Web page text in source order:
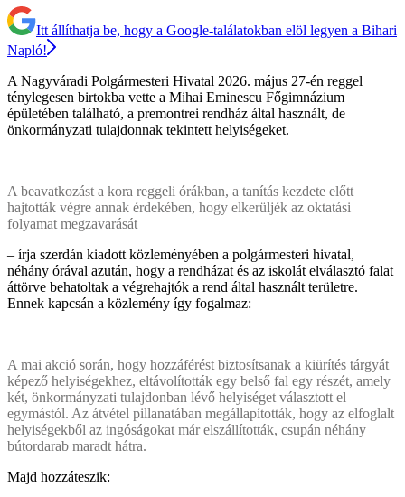
Itt állíthatja be, hogy a Google-találatokban elöl legyen a Bihari
Napló!
A Nagyváradi Polgármesteri Hivatal 2026. május 27-én reggel
ténylegesen birtokba vette a Mihai Eminescu Főgimnázium
épületében található, a premontrei rendház által használt, de
önkormányzati tulajdonnak tekintett helyiségeket.
A beavatkozást a kora reggeli órákban, a tanítás kezdete előtt
hajtották végre annak érdekében, hogy elkerüljék az oktatási
folyamat megzavarását
– írja szerdán kiadott közleményében a polgármesteri hivatal,
néhány órával azután, hogy a rendházat és az iskolát elválasztó falat
áttörve behatoltak a végrehajtók a rend által használt területre.
Ennek kapcsán a közlemény így fogalmaz:
A mai akció során, hogy hozzáférést biztosítsanak a kiürítés tárgyát
képező helyiségekhez, eltávolították egy belső fal egy részét, amely
két, önkormányzati tulajdonban lévő helyiséget választott el
egymástól. Az átvétel pillanatában megállapították, hogy az elfoglalt
helyiségekből az ingóságokat már elszállították, csupán néhány
bútordarab maradt hátra.
Majd hozzáteszik: